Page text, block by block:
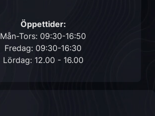
Öppettider:
Mån-Tors: 09:30-16:50
Fredag: 09:30-16:30
Lördag: 12.00 - 16.00